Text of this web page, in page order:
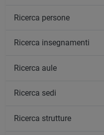
Ricerca persone
Ricerca insegnamenti
Ricerca aule
Ricerca sedi
Ricerca strutture